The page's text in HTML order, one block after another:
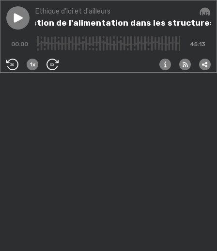
Play episode La question de l'alimentation dans les structures de
Ethique d'ici et d'ailleurs
La question de l'alimentation dans les structures
00:00 45:13
30 1x 30